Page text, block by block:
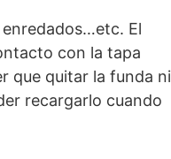
El
con la tapa
que quitar la funda ni
recargarlo cuando